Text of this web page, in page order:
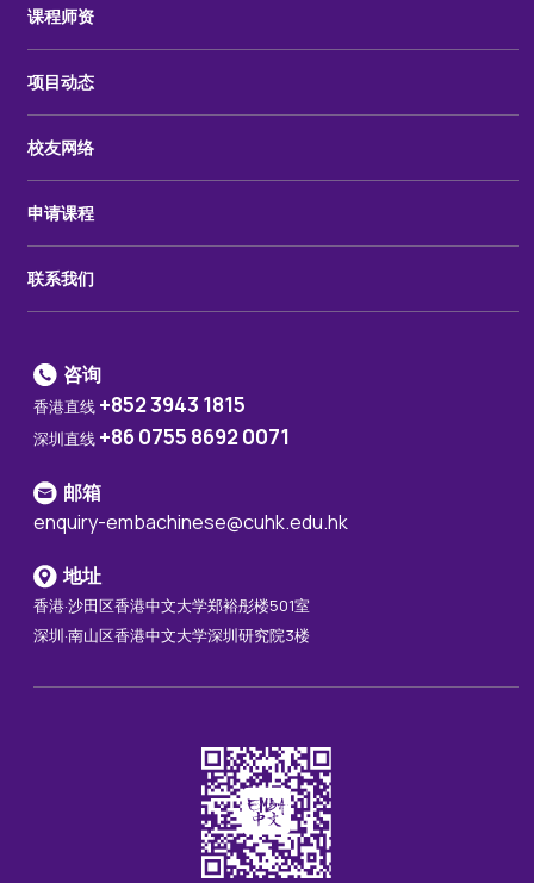
课程师资
项目动态
校友网络
申请课程
联系我们
咨询
香港直线 +852 3943 1815
深圳直线 +86 0755 8692 0071
邮箱
enquiry-embachinese@cuhk.edu.hk
地址
香港·沙田区香港中文大学郑裕彤楼501室
深圳·南山区香港中文大学深圳研究院3楼